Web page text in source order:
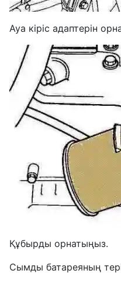
Ауа кіріс адаптерін
Құбырды орнатыңыз.
Сымды батареяның